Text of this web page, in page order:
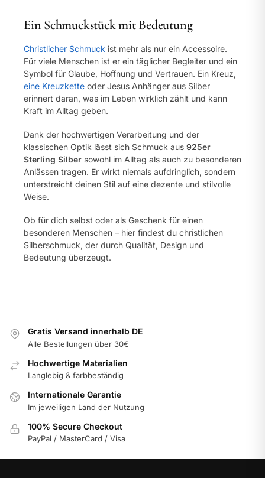
Ein Schmuckstück mit Bedeutung
Christlicher Schmuck ist mehr als nur ein Accessoire.
Für viele Menschen ist er ein täglicher Begleiter und ein
Symbol für Glaube, Hoffnung und Vertrauen. Ein Kreuz,
eine Kreuzkette oder Jesus Anhänger aus Silber
erinnert daran, was im Leben wirklich zählt und kann
Kraft im Alltag geben.
Dank der hochwertigen Verarbeitung und der
klassischen Optik lässt sich Schmuck aus 925er
Sterling Silber sowohl im Alltag als auch zu besonderen
Anlässen tragen. Er wirkt niemals aufdringlich, sondern
unterstreicht deinen Stil auf eine dezente und stilvolle
Weise.
Ob für dich selbst oder als Geschenk für einen
besonderen Menschen – hier findest du christlichen
Silberschmuck, der durch Qualität, Design und
Bedeutung überzeugt.
Gratis Versand innerhalb DE
Alle Bestellungen über 30€
Hochwertige Materialien
Langlebig & farbbeständig
Internationale Garantie
Im jeweiligen Land der Nutzung
100% Secure Checkout
PayPal / MasterCard / Visa